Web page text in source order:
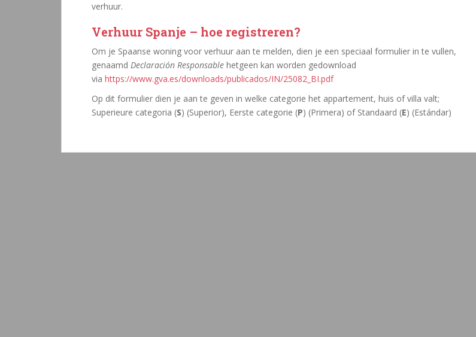
verhuur.
Verhuur Spanje – hoe registreren?
Om je Spaanse woning voor verhuur aan te melden, dien je een speciaal formulier in te vullen,
genaamd Declaración Responsable hetgeen kan worden gedownload
via https://www.gva.es/downloads/publicados/IN/25082_BI.pdf
Op dit formulier dien je aan te geven in welke categorie het appartement, huis of villa valt;
Superieure categoria (S) (Superior), Eerste categorie (P) (Primera) of Standaard (E) (Estándar)